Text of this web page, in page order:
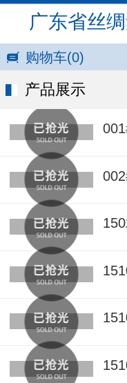
广东省丝
购物车(0)
产品展示